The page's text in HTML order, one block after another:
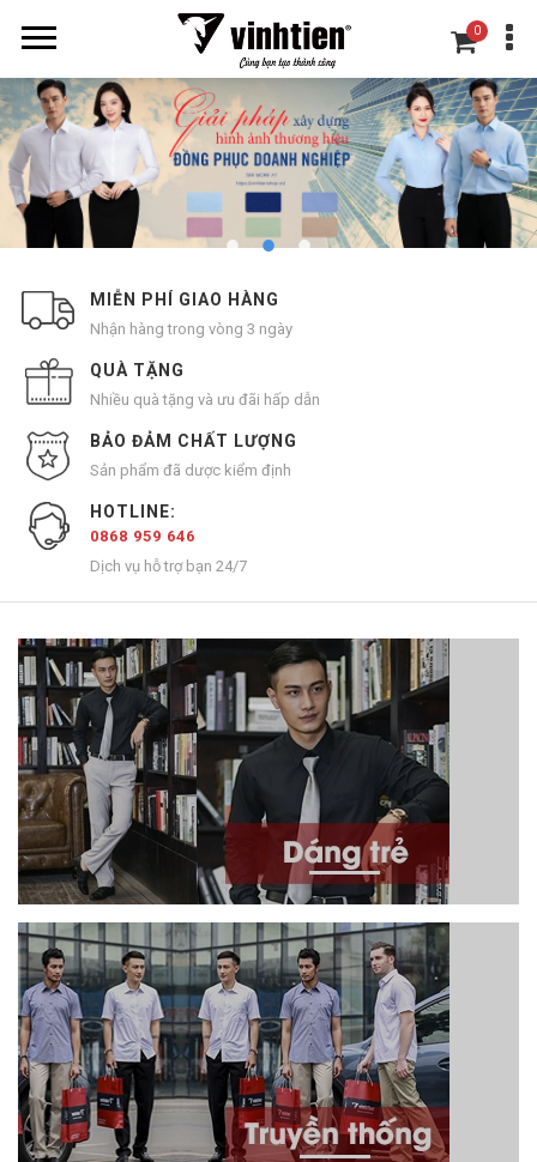
0
MIỄN PHÍ GIAO HÀNG
Nhận hàng trong vòng 3 ngày
QUÀ TẶNG
Nhiều quà tặng và ưu đãi hấp dẫn
BẢO ĐẢM CHẤT LƯỢNG
Sản phẩm đã dược kiểm định
HOTLINE:
0868 959 646
Dịch vụ hỗ trợ bạn 24/7